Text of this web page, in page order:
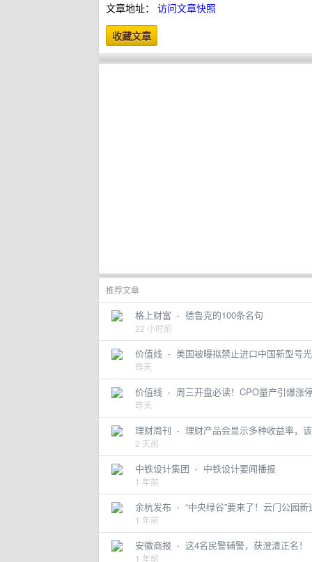
文章地址： 访问文章快照
推荐文章
格上财富 · 德鲁克的100条名句
22 小时前
价值线 · 美国被曝拟禁止进口中国新型号
昨天
价值线 · 周三开盘必读！CPO量产引爆涨
昨天
理财周刊 · 理财产品会显示多种收益率，
2 天前
中铁设计集团 · 中铁设计要闻播报
1 年前
余杭发布 · “中央绿谷”要来了！云门公园新
1 年前
安徽商报 · 这4名民警辅警，获澄清正名！
1 年前